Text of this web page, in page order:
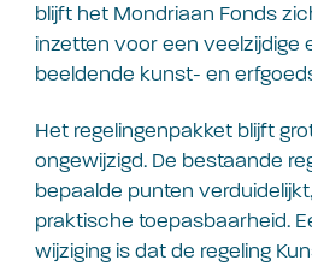
blijft het Mondriaan Fonds
inzetten voor een veelzijdige
beeldende kunst- en
Het regelingenpakket blijft
ongewijzigd. De bestaande
bepaalde punten
praktische toepasbaarheid.
wijziging is dat de regeling